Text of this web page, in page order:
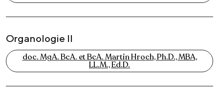
Organologie II
doc. MgA. BcA. et BcA. Martin Hroch, Ph.D., MBA,
LL.M., Ed.D.